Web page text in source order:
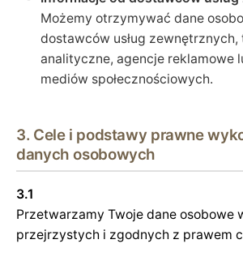
Możemy otrzymywać dane
dostawców usług
analityczne, agencje reklamowe
mediów społecznościowych.
3. Cele i podstawy prawne
danych osobowych
3.1
Przetwarzamy Twoje dane osobowe
przejrzystych i zgodnych z prawem